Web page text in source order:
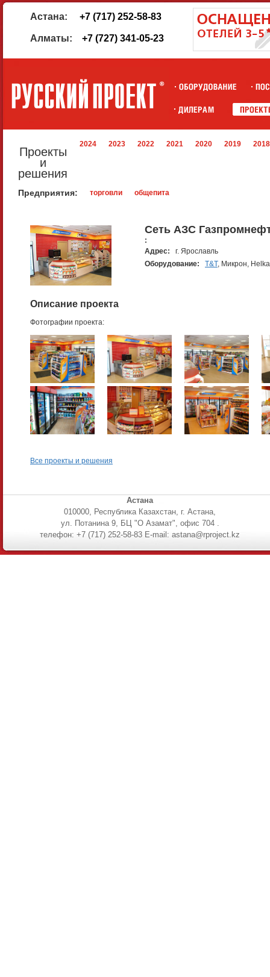
Астана: +7 (717) 252-58-83
Алматы: +7 (727) 341-05-23
Проекты
и
решения
2024 2023 2022 2021 2020 2019 2018
Предприятия: торговли общепита
Сеть АЗС
:
Адрес:
г. Ярославль
Оборудование:
T&T, Микрон,
Описание проекта
Фотографии проекта:
Все проекты и решения
Астана
010000, Республика Казахстан, г. Астана,
ул. Потанина 9, БЦ "О Азамат", офис 704 .
телефон: +7 (717) 252-58-83 E-mail: astana@rproject.kz